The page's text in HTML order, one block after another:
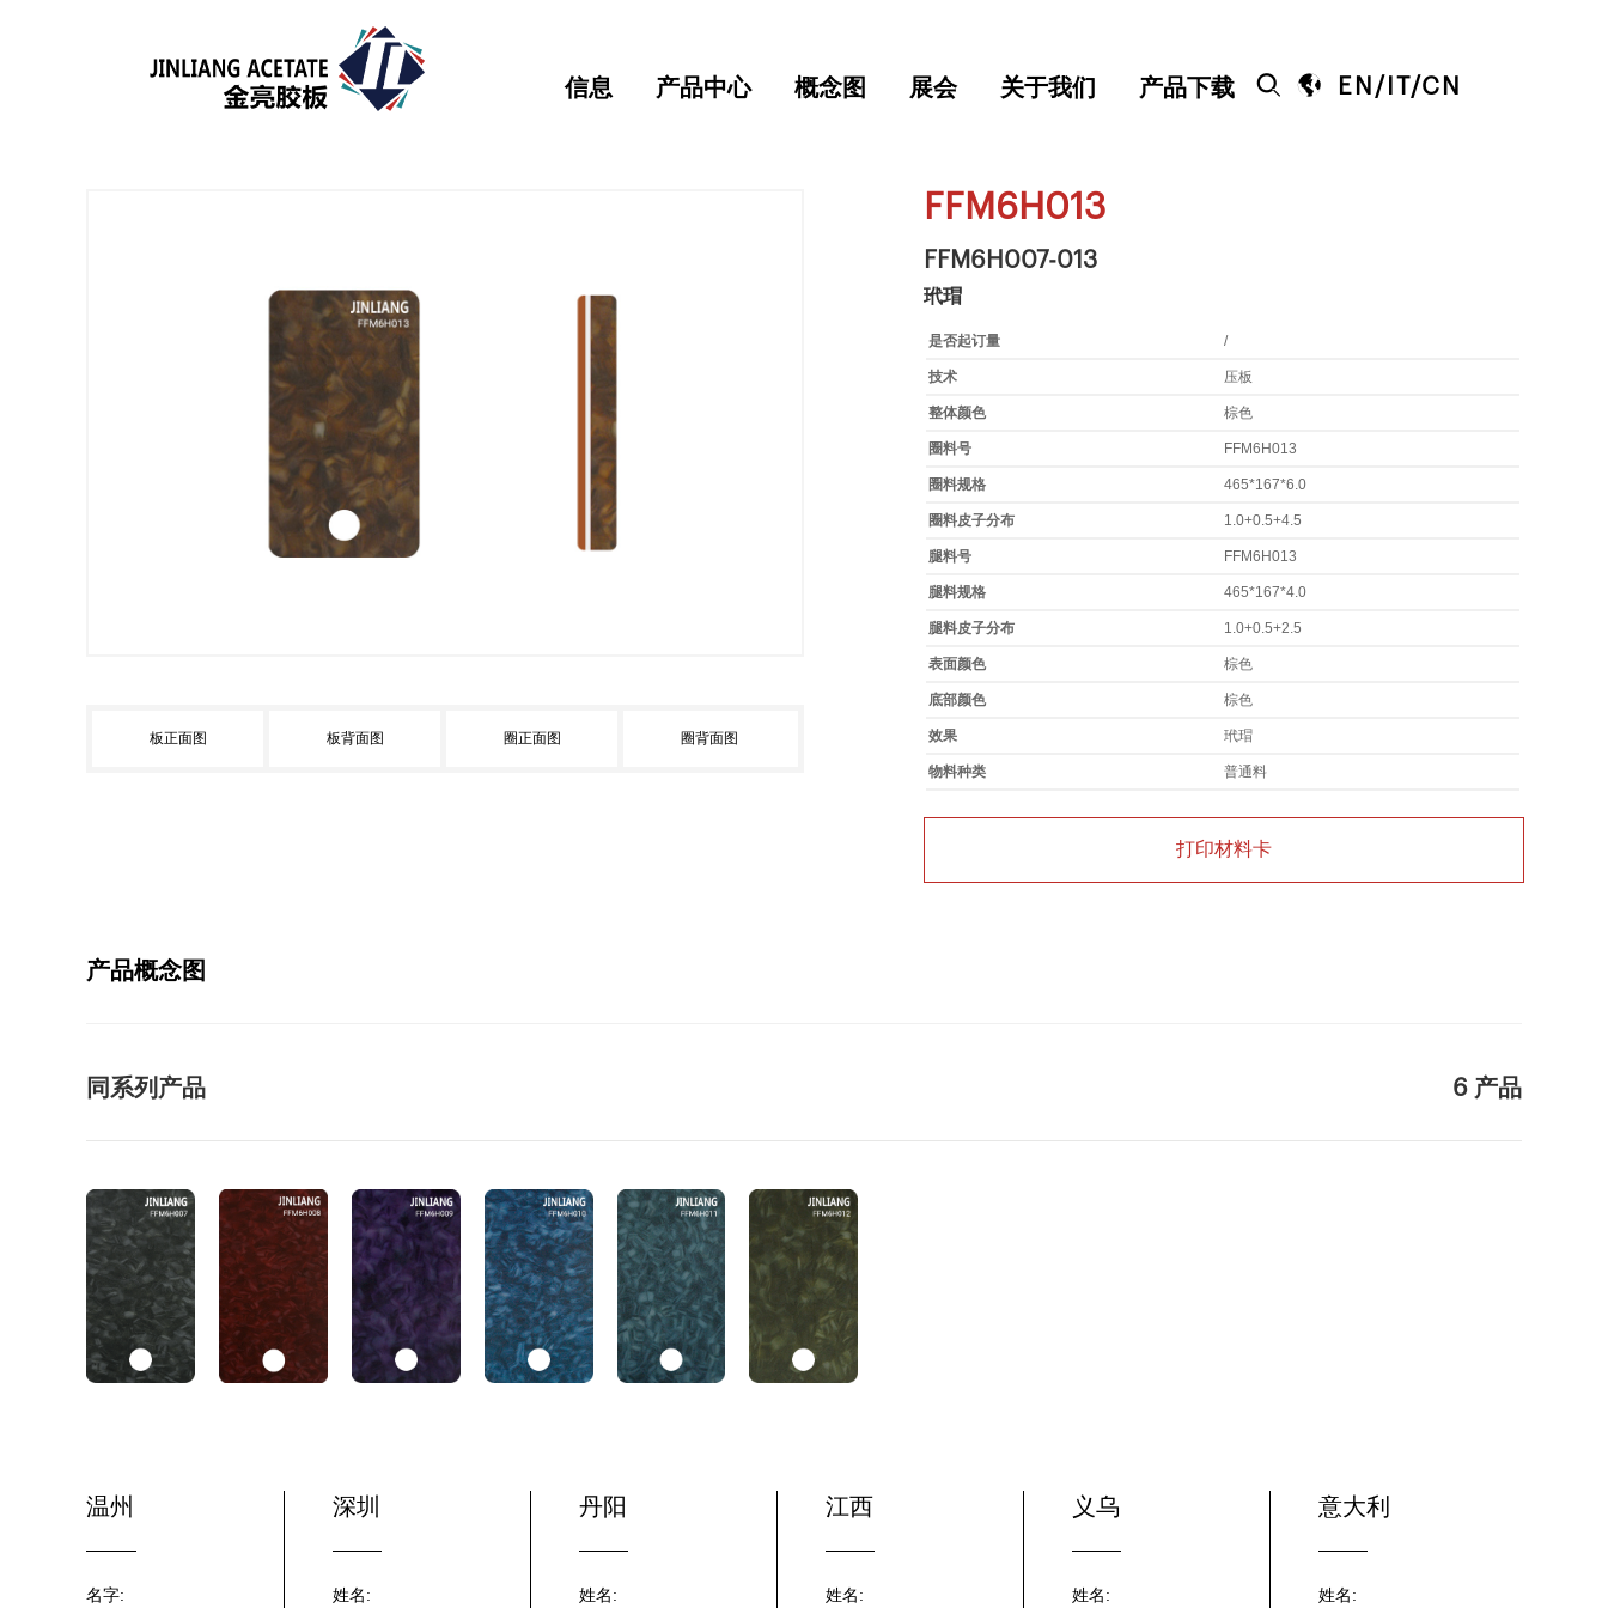
信息 产品中心 概念图 展会 关于我们 产品下载   EN / /CN
板正面图 板背面图 圈正面图 圈背面图
FFM6H013
FFM6H007-013
玳瑁
是否起订量 /
技术 压板
整体颜色 棕色
圈料号 FFM6H013
圈料规格 465*167*6.0
圈料皮子分布 1.0+0.5+4.5
腿料号 FFM6H013
腿料规格 465*167*4.0
腿料皮子分布 1.0+0.5+2.5
表面颜色 棕色
底部颜色 棕色
效果 玳瑁
物料种类 普通料
打印材料卡
产品概念图
同系列产品 6 产品
温州
名字:
深圳
姓名:
丹阳
姓名:
江西
姓名:
义乌
姓名:
意大利
姓名: